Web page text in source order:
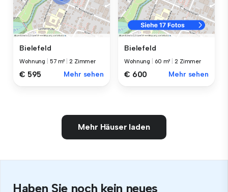
Bielefeld
Wohnung 57 m² |2 Zimmer
€ 595 Mehr sehen
Bielefeld
Wohnung 60 m² |2 Zimmer
€ 600 Mehr sehen
Mehr Häuser laden
Haben Sie noch kein neues